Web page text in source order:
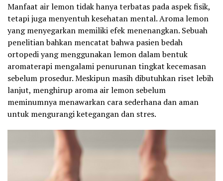
Manfaat air lemon tidak hanya terbatas pada aspek fisik,
tetapi juga menyentuh kesehatan mental. Aroma lemon
yang menyegarkan memiliki efek menenangkan. Sebuah
penelitian bahkan mencatat bahwa pasien bedah
ortopedi yang menggunakan lemon dalam bentuk
aromaterapi mengalami penurunan tingkat kecemasan
sebelum prosedur. Meskipun masih dibutuhkan riset lebih
lanjut, menghirup aroma air lemon sebelum
meminumnya menawarkan cara sederhana dan aman
untuk mengurangi ketegangan dan stres.